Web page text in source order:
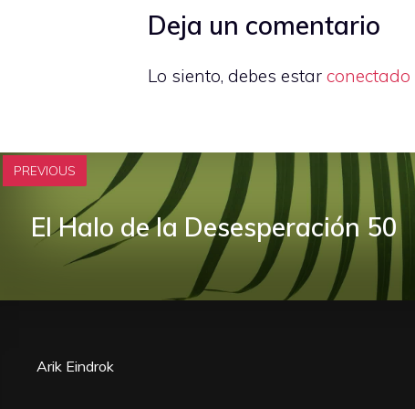
Deja un comentario
Lo siento, debes estar conectado
PREVIOUS
El Halo de la Desesperación 50
Arik Eindrok